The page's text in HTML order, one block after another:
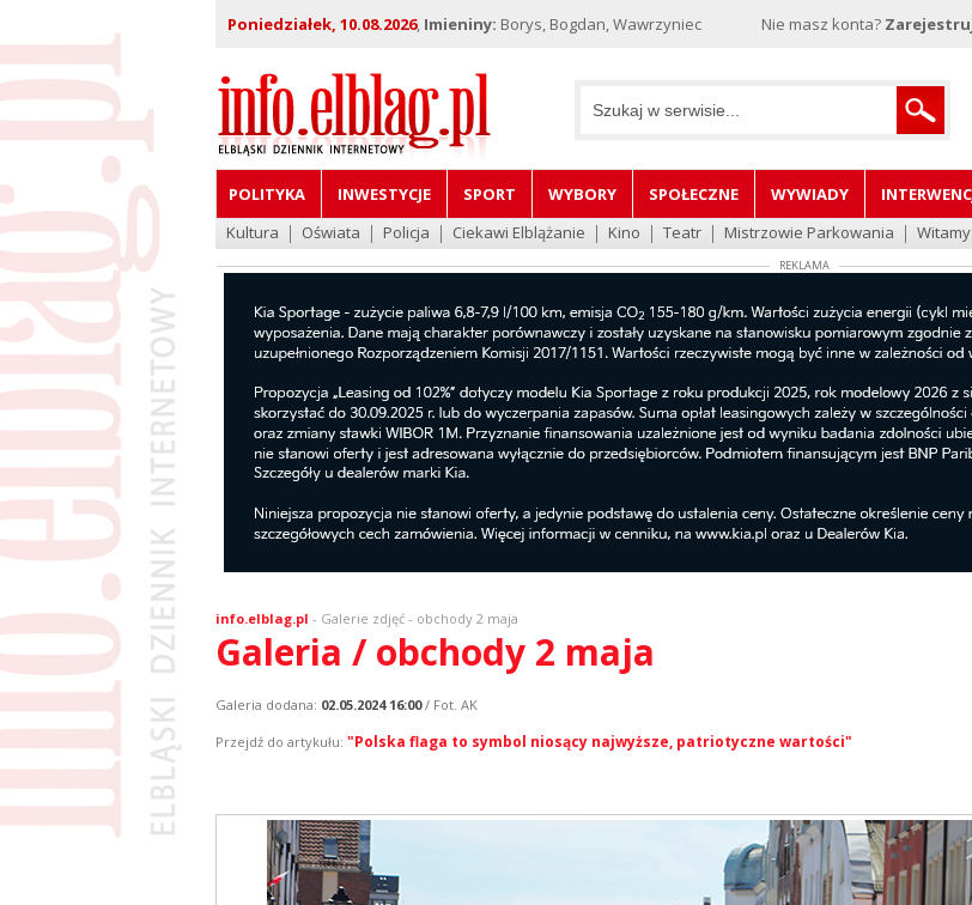
Poniedziałek, 10.08.2026, Imieniny: Borys, Bogdan, Wawrzyniec Nie masz konta?
POLITYKA INWESTYCJE SPORT WYBORY SPOŁECZNE WYWIADY
Kultura
Oświata Policja Ciekawi Elblążanie Kino Teatr Mistrzowie Parkowania
REKLAMA
info.elblag.pl - Galerie zdjęć- obchody 2 maja
Galeria / obchody 2 maja
Galeria dodana: 02.05.2024 16:00/ Fot. AK
Przejdź do artykułu: "Polska flaga to symbol niosący najwyższe, patriotyczne wartości"